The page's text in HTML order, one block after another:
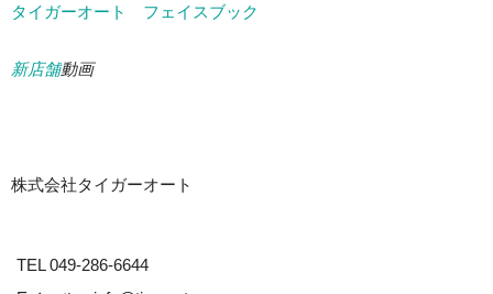
タイガーオート フェイスブック
新店舗動画
株式会社タイガーオート
TEL 049-286-6644